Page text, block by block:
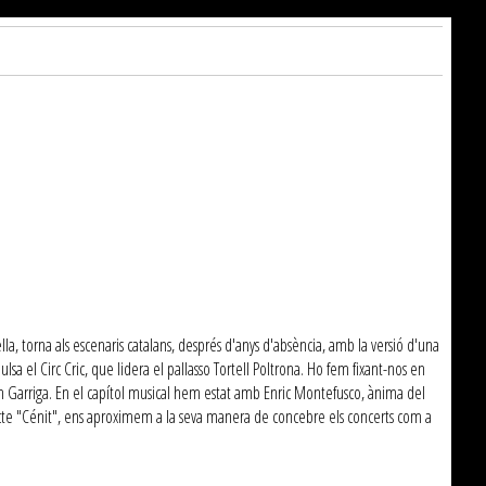
torna als escenaris catalans, després d'anys d'absència, amb la versió d'una
el Circ Cric, que lidera el pallasso Tortell Poltrona. Ho fem fixant-nos en
En el capítol musical hem estat amb Enric Montefusco, ànima del
"Cénit", ens aproximem a la seva manera de concebre els concerts com a